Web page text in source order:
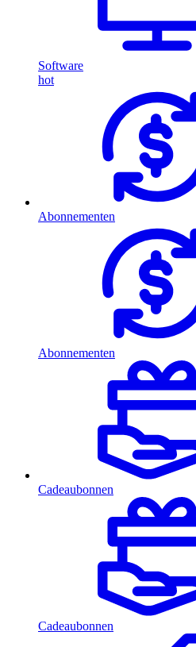
Software
hot
Abonnementen
Abonnementen
Cadeaubonnen
Cadeaubonnen